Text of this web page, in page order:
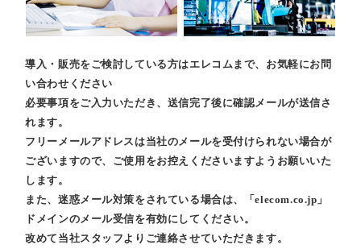
導入・販売をご検討している方はエレコムまで、お気軽にお問
い合わせください
必要事項をご入力いただき、送信完了後に確認メールが送信さ
れます。
フリーメールアドレスは当社のメールを受付けられない場合が
ございますので、ご使用をお控えくださいますようお願いいた
します。
また、迷惑メール対策をされている場合は、「elecom.co.jp」
ドメインのメール受信を有効にしてください。
改めて当社スタッフよりご連絡させていただきます。